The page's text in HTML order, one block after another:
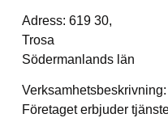
Adress: 619 30,
Trosa
Södermanlands län
Verksamhetsbeskrivning:
Företaget erbjuder